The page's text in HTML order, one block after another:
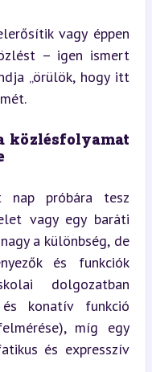
vagy éppen
– igen ismert
„örülök, hogy itt
közlésfolyamat
nap próbára tesz
vagy egy baráti
a különbség, de
és funkciók
dolgozatban
konatív funkció
míg egy
és expresszív